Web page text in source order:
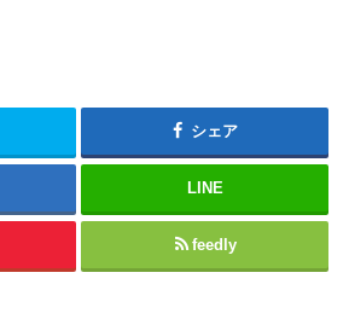
シェア
LINE
feedly